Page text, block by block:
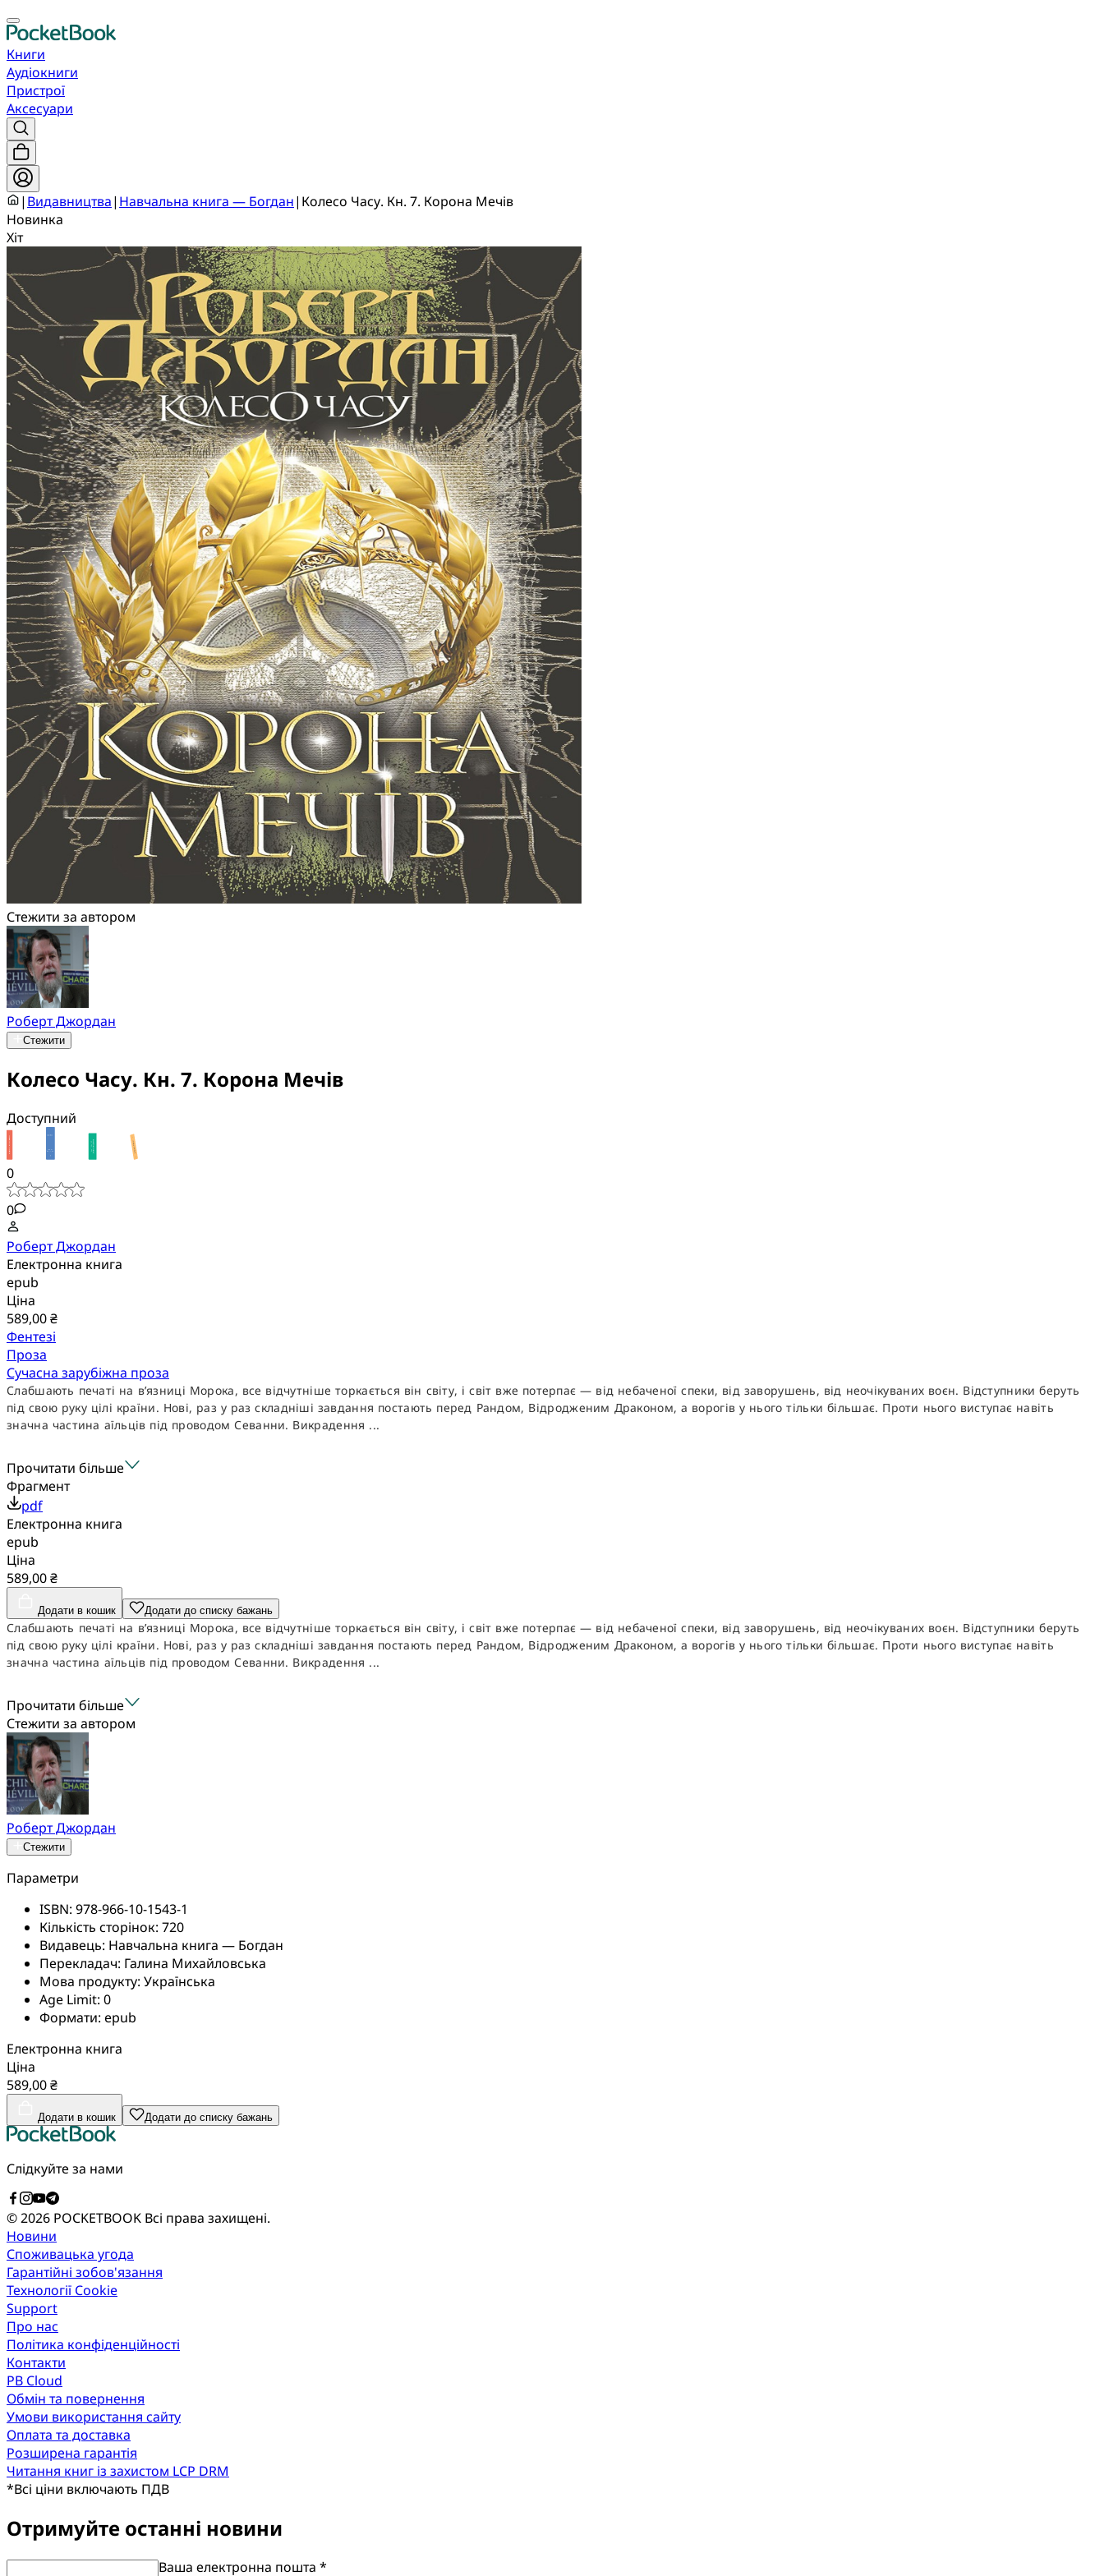
Книги
Аудіокниги
Пристрої
Аксесуари
| Видавництва| Навчальна книга — Богдан| Колесо Часу. Кн. 7. Корона Мечів
Новинка
Хіт
Стежити за автором
Роберт Джордан
Стежити
Колесо Часу. Кн. 7. Корона Мечів
Доступний
0
0
Роберт Джордан
Електронна книга
epub
Ціна
589,00 ₴
Фентезі
Проза
Сучасна зарубіжна проза
Слабшають печаті на в’язниці Морока, все відчутніше торкається він світу, і світ вже потерпає — від небаченої спеки, від заворушень, від неочікуваних воєн. Відступники беруть
під свою руку цілі країни. Нові, раз у раз складніші завдання постають перед Рандом, Відродженим Драконом, а ворогів у нього тільки більшає. Проти нього виступає навіть
значна частина аїльців під проводом Севанни. Викрадення ...
Прочитати більше
Фрагмент
pdf
Електронна книга
epub
Ціна
589,00 ₴
Додати в кошик Додати до списку бажань
Слабшають печаті на в’язниці Морока, все відчутніше торкається він світу, і світ вже потерпає — від небаченої спеки, від заворушень, від неочікуваних воєн. Відступники беруть
під свою руку цілі країни. Нові, раз у раз складніші завдання постають перед Рандом, Відродженим Драконом, а ворогів у нього тільки більшає. Проти нього виступає навіть
значна частина аїльців під проводом Севанни. Викрадення ...
Прочитати більше
Стежити за автором
Роберт Джордан
Стежити
Параметри
ISBN: 978-966-10-1543-1
Кількість сторінок: 720
Видавець: Навчальна книга — Богдан
Перекладач: Галина Михайловська
Мова продукту: Українська
Age Limit: 0
Формати: epub
Електронна книга
Ціна
589,00 ₴
Додати в кошик Додати до списку бажань
Слідкуйте за нами
© 2026 POCKETBOOK Всі права захищені.
Новини
Споживацька угода
Гарантійні зобов'язання
Технології Cookie
Support
Про нас
Політика конфіденційності
Контакти
PB Cloud
Обмін та повернення
Умови використання сайту
Оплата та доставка
Розширена гарантія
Читання книг із захистом LCP DRM
*Всі ціни включають ПДВ
Отримуйте останні новини
Ваша електронна пошта *